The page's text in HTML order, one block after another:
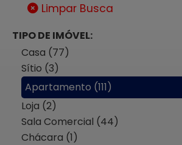
Limpar Busca
TIPO DE IMÓVEL:
Casa (77)
Sítio (3)
Apartamento (111)
Loja (2)
Sala Comercial (44)
Chácara (1)